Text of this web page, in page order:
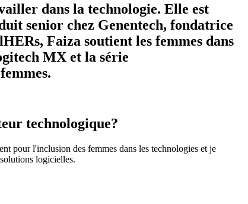
dans la technologie. Elle est
senior chez Genentech, fondatrice
Faiza soutient les femmes dans
MX et la série
technologique?
pour l'inclusion des femmes dans les technologies et je
logicielles.